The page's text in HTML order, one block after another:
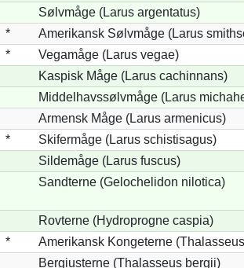
Sølvmåge (Larus argentatus)
*
Amerikansk Sølvmåge (Larus
*
Vegamåge (Larus vegae)
Kaspisk Måge (Larus cachinnans)
Middelhavssølvmåge (Larus
Armensk Måge (Larus armenicus)
*
Skifermåge (Larus schistisagus)
Sildemåge (Larus fuscus)
Sandterne (Gelochelidon nilotica)
Rovterne (Hydroprogne caspia)
*
Amerikansk Kongeterne
Bergiusterne (Thalasseus bergii)